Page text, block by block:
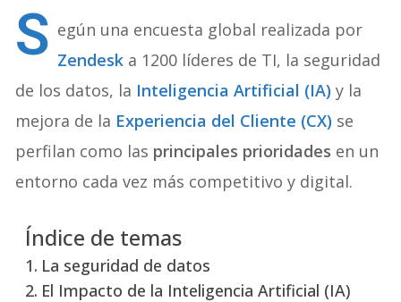
S egún una encuesta global realizada por
Zendesk a 1200 líderes de TI, la seguridad
de los datos, la Inteligencia Artificial (IA) y la
mejora de la Experiencia del Cliente (CX) se
perfilan como las principales prioridades en un
entorno cada vez más competitivo y digital.
Índice de temas
La seguridad de datos
El Impacto de la Inteligencia Artificial (IA)